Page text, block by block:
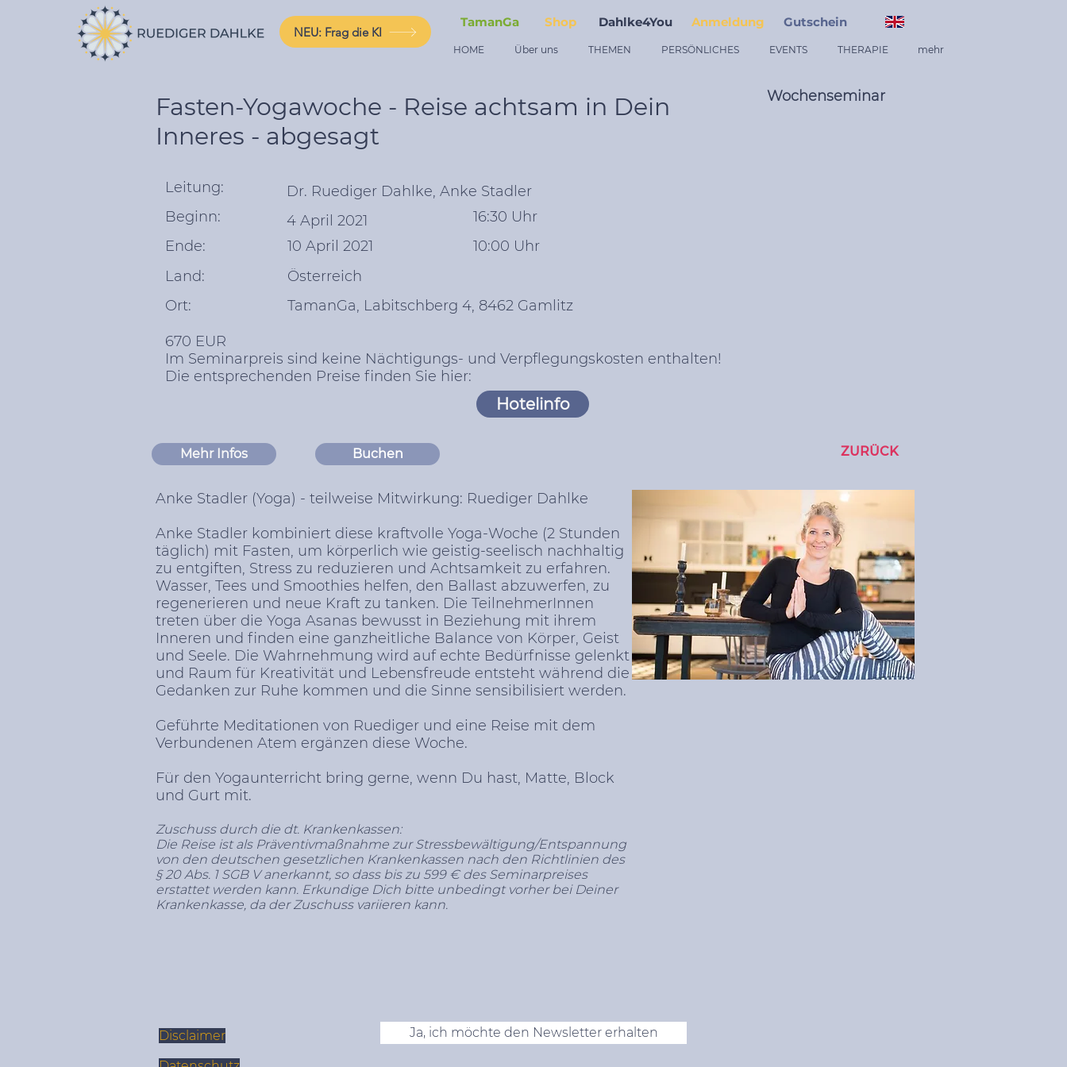
NEU: Frag die KI
TamanGa Shop Dahlke4You Anmeldung Gutschein
HOME Über uns THEMEN PERSÖNLICHES EVENTS THERAPIE mehr
Fasten-Yogawoche - Reise achtsam in Dein
Inneres - abgesagt
Wochenseminar
Dr. Ruediger Dahlke, Anke Stadler
4 April 2021
670 EUR
Im Seminarpreis sind keine Nächtigungs- und Verpflegungskosten enthalten!
Die entsprechenden Preise finden Sie hier:
Hotelinfo
Leitung:
Beginn:
Ende:
Land:
Ort:
10 April 2021
Österreich
16:30 Uhr
10:00 Uhr
TamanGa, Labitschberg 4, 8462 Gamlitz
Mehr Infos Buchen ZURÜCK
Anke Stadler (Yoga) - teilweise Mitwirkung: Ruediger Dahlke
Anke Stadler kombiniert diese kraftvolle Yoga-Woche (2 Stunden
täglich) mit Fasten, um körperlich wie geistig-seelisch nachhaltig
zu entgiften, Stress zu reduzieren und Achtsamkeit zu erfahren.
Wasser, Tees und Smoothies helfen, den Ballast abzuwerfen, zu
regenerieren und neue Kraft zu tanken. Die TeilnehmerInnen
treten über die Yoga Asanas bewusst in Beziehung mit ihrem
Inneren und finden eine ganzheitliche Balance von Körper, Geist
und Seele. Die Wahrnehmung wird auf echte Bedürfnisse gelenkt
und Raum für Kreativität und Lebensfreude entsteht während die
Gedanken zur Ruhe kommen und die Sinne sensibilisiert werden.
Geführte Meditationen von Ruediger und eine Reise mit dem
Verbundenen Atem ergänzen diese Woche.
Für den Yogaunterricht bring gerne, wenn Du hast, Matte, Block
und Gurt mit.
Zuschuss durch die dt. Krankenkassen:
Die Reise ist als Präventivmaßnahme zur Stressbewältigung/Entspannung
von den deutschen gesetzlichen Krankenkassen nach den Richtlinien des
§ 20 Abs. 1 SGB V anerkannt, so dass bis zu 599 € des Seminarpreises
erstattet werden kann. Erkundige Dich bitte unbedingt vorher bei Deiner
Krankenkasse, da der Zuschuss variieren kann.
Disclaimer
Ja, ich möchte den Newsletter erhalten